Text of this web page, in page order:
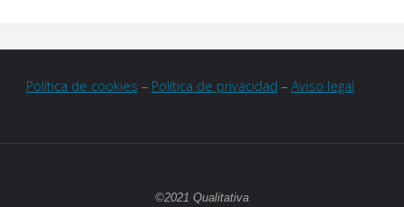
Política de cookies – Política de privacidad – Aviso legal
©2021 Qualitativa